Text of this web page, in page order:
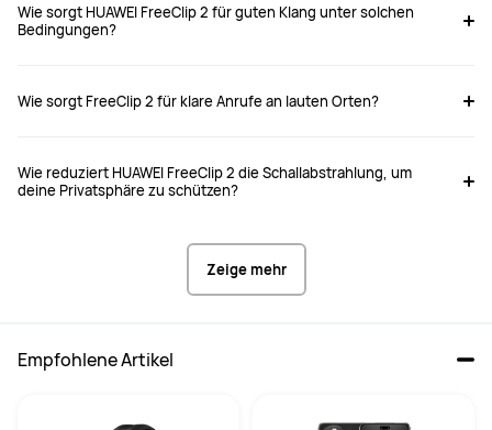
Wie sorgt HUAWEI FreeClip 2 für guten Klang unter solchen
Bedingungen?
Wie sorgt FreeClip 2 für klare Anrufe an lauten Orten?
Wie reduziert HUAWEI FreeClip 2 die Schallabstrahlung, um
deine Privatsphäre zu schützen?
Zeige mehr
Empfohlene Artikel